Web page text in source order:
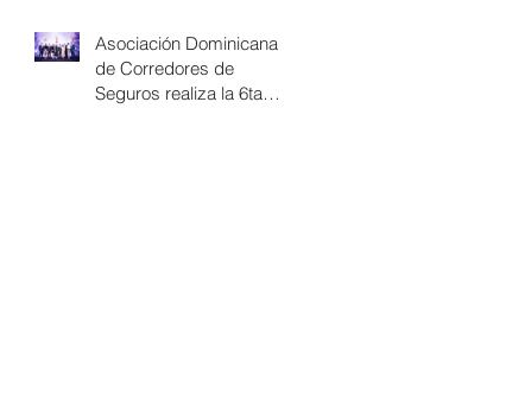
Asociación Dominicana
de Corredores de
Seguros realiza la 6ta